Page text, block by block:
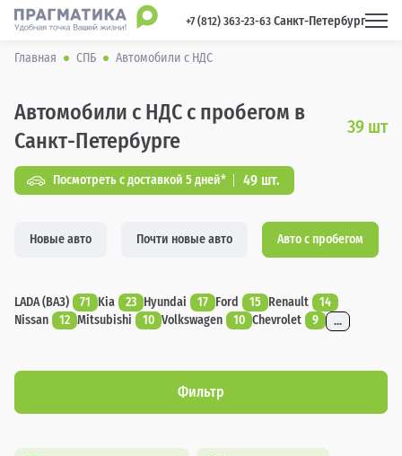
+7 (812) 363-23-63 Санкт-Петербург
Главная СПБ Автомобили с НДС
Автомобили с НДС с пробегом в
Санкт-Петербурге
39 шт
Посмотреть с доставкой 5 дней* 49 шт.
Новые авто Почти новые авто Авто с пробегом
LADA (ВАЗ) 71 Kia 23 Hyundai 17 Ford 15 Renault
14
Nissan
12 Mitsubishi 10 Volkswagen 10 Chevrolet 9 ...
Фильтр